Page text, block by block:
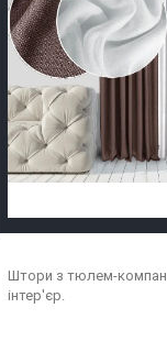
Штори з тюлем-
інтер'єр.